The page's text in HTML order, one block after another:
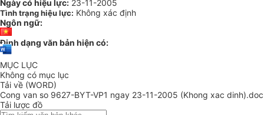
Ngày có hiệu lực: 23-11-2005
Tình trạng hiệu lực: Không xác định
Ngôn ngữ:
Định dạng văn bản hiện có:
MỤC LỤC
Không có mục lục
Tải về (WORD)
Cong van so 9627-BYT-VP1 ngay 23-11-2005 (Khong xac dinh).doc
Tải lược đồ